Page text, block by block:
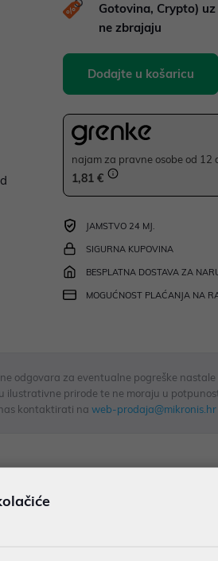
Gotovina, Crypto)
ne zbrajaju
Dodajte u košaricu
najam za pravne osobe od 12
1,81 €
JAMSTVO 24 MJ.
SIGURNA KUPOVINA
BESPLATNA DOSTAVA ZA
MOGUĆNOST PLAĆANJA NA
odgovara za eventualne pogreške
ilustrativne prirode te ne moraju u
kontaktirati na web-prodaja@mikronis.hr
Raspoloživost
• The device features a dual-